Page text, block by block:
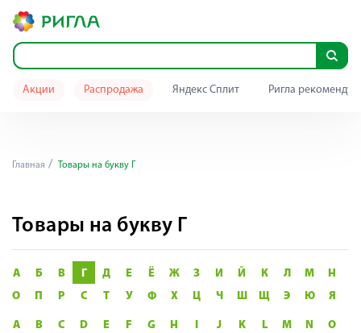
Акции Распродажа Яндекс Сплит Ригла
Главная Товары на букву Г
Товары на букву Г
А Б В Г Д Е Ё Ж З И Й К Л М
Н
О
П Р С Т У Ф Х Ц Ч Ш Щ Э Ю Я
A B C D E F G H I J K L M N
O